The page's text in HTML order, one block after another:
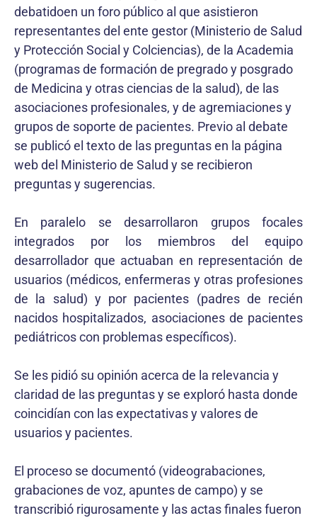
debatidoen un foro público al que asistieron
representantes del ente gestor (Ministerio de Salud
y Protección Social y Colciencias), de la Academia
(programas de formación de pregrado y posgrado
de Medicina y otras ciencias de la salud), de las
asociaciones profesionales, y de agremiaciones y
grupos de soporte de pacientes. Previo al debate
se publicó el texto de las preguntas en la página
web del Ministerio de Salud y se recibieron
preguntas y sugerencias.
En paralelo se desarrollaron grupos focales
integrados por los miembros del equipo
desarrollador que actuaban en representación de
usuarios (médicos, enfermeras y otras profesiones
de la salud) y por pacientes (padres de recién
nacidos hospitalizados, asociaciones de pacientes
pediátricos con problemas específicos).
Se les pidió su opinión acerca de la relevancia y
claridad de las preguntas y se exploró hasta donde
coincidían con las expectativas y valores de
usuarios y pacientes.
El proceso se documentó (videograbaciones,
grabaciones de voz, apuntes de campo) y se
transcribió rigurosamente y las actas finales fueron